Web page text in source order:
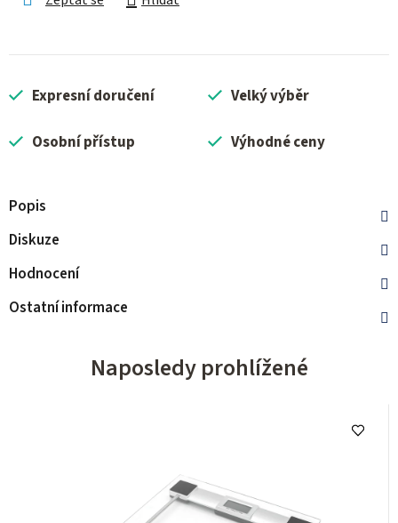
Expresní doručení Velký výběr
Osobní přístup Výhodné ceny
Popis
Diskuze
Hodnocení
Ostatní informace
Naposledy prohlížené